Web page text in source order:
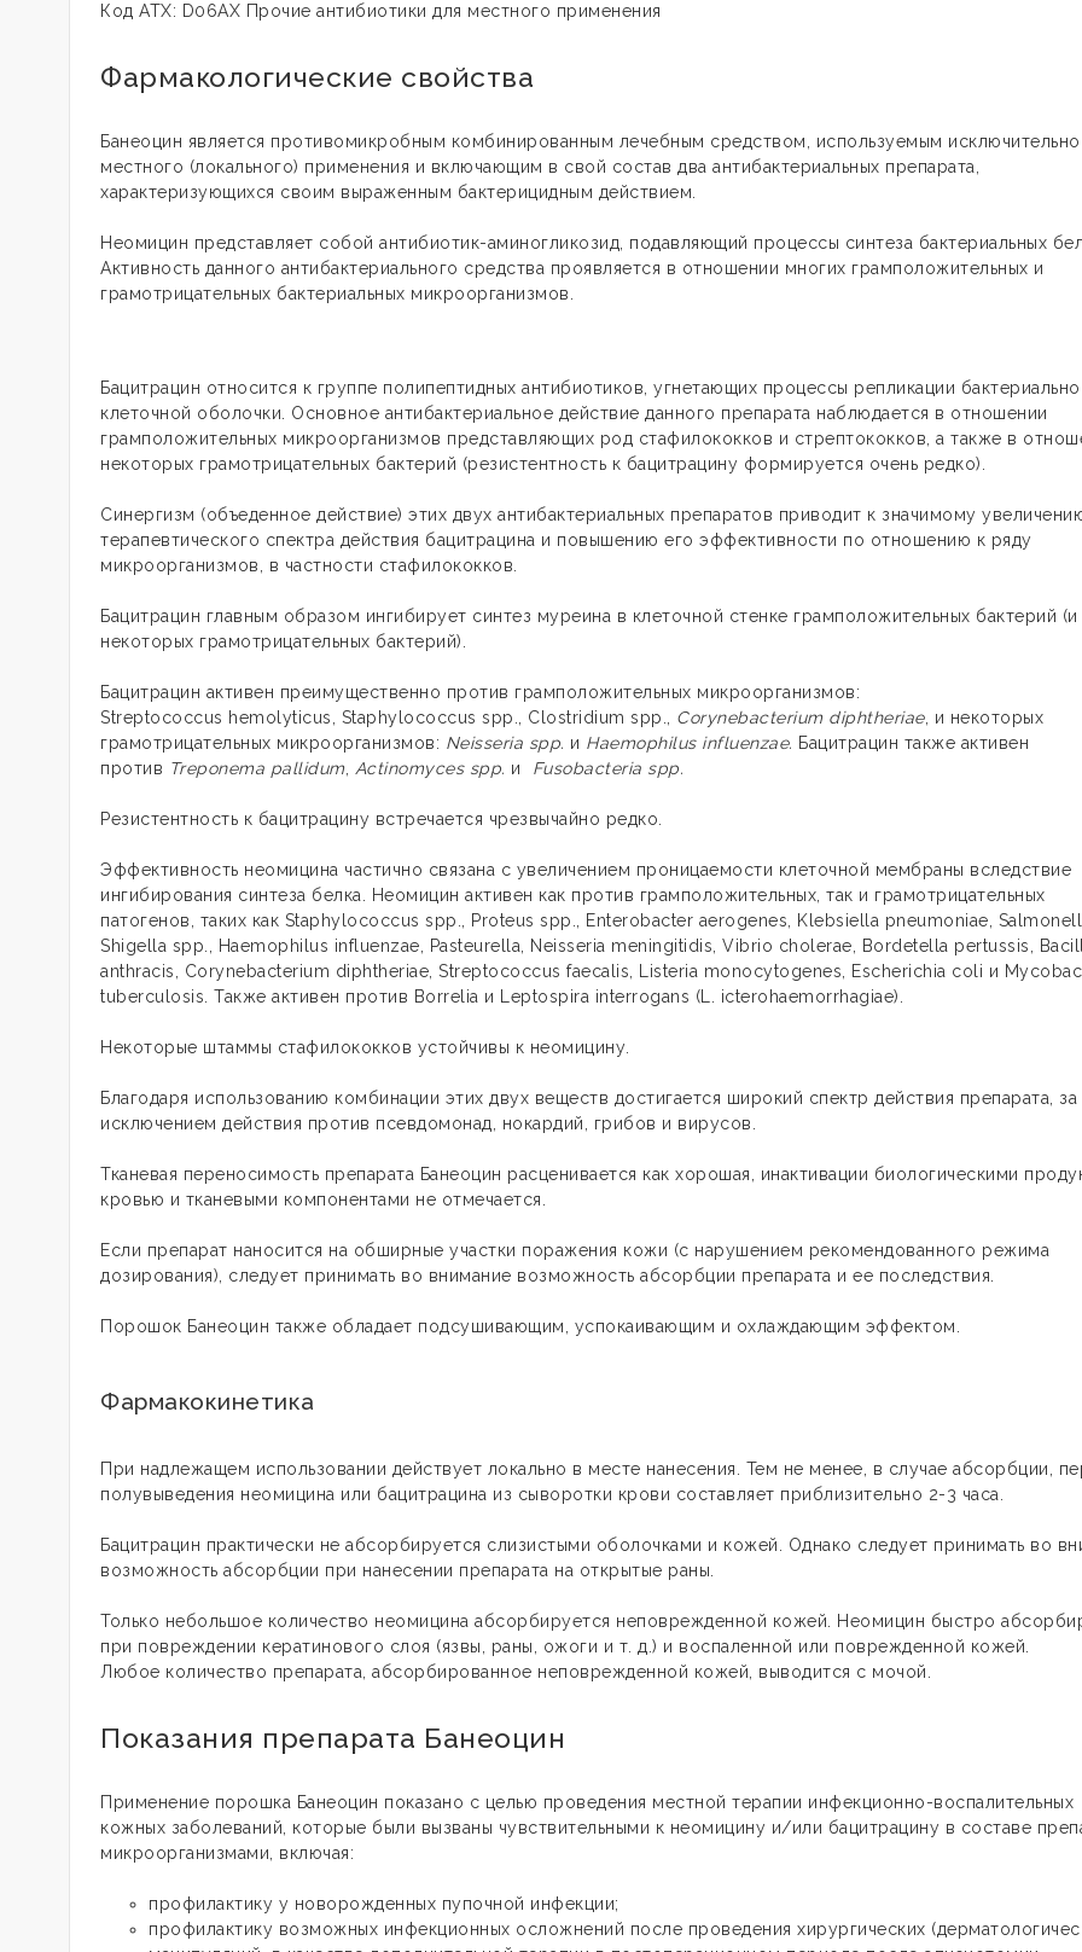
Код АТХ: D06AX Прочие антибиотики для местного применения
Фармакологические свойства
Банеоцин является противомикробным комбинированным лечебным средством, используемым
местного (локального) применения и включающим в свой состав два антибактериальных препарата,
характеризующихся своим выраженным бактерицидным действием.
Неомицин представляет собой антибиотик-аминогликозид, подавляющий процессы синтеза бактериальных
Активность данного антибактериального средства проявляется в отношении многих грамположительных и
грамотрицательных бактериальных микроорганизмов.
Бацитрацин относится к группе полипептидных антибиотиков, угнетающих процессы репликации
клеточной оболочки. Основное антибактериальное действие данного препарата наблюдается в отношении
грамположительных микроорганизмов представляющих род стафилококков и стрептококков, а также в
некоторых грамотрицательных бактерий (резистентность к бацитрацину формируется очень редко).
Синергизм (объеденное действие) этих двух антибактериальных препаратов приводит к значимому
терапевтического спектра действия бацитрацина и повышению его эффективности по отношению к ряду
микроорганизмов, в частности стафилококков.
Бацитрацин главным образом ингибирует синтез муреина в клеточной стенке грамположительных бактерий (и
некоторых грамотрицательных бактерий).
Бацитрацин активен преимущественно против грамположительных микроорганизмов:
Streptococcus hemolyticus, Staphylococcus spp., Clostridium spp., Corynebacterium diphtheriae, и некоторых
грамотрицательных микроорганизмов: Neisseria spp. и Haemophilus influenzae. Бацитрацин также активен
против Treponema pallidum, Actinomyces spp. и Fusobacteria spp.
Резистентность к бацитрацину встречается чрезвычайно редко.
Эффективность неомицина частично связана с увеличением проницаемости клеточной мембраны вследствие
ингибирования синтеза белка. Неомицин активен как против грамположительных, так и грамотрицательных
патогенов, таких как Staphylococcus spp., Proteus spp., Enterobacter aerogenes, Klebsiella pneumoniae,
Shigella spp., Haemophilus influenzae, Pasteurella, Neisseria meningitidis, Vibrio cholerae, Bordetella pertussis,
anthracis, Corynebacterium diphtheriae, Streptococcus faecalis, Listeria monocytogenes, Escherichia coli и
tuberculosis. Также активен против Borrelia и Leptospira interrogans (L. icterohaemorrhagiae).
Некоторые штаммы стафилококков устойчивы к неомицину.
Благодаря использованию комбинации этих двух веществ достигается широкий спектр действия препарата, за
исключением действия против псевдомонад, нокардий, грибов и вирусов.
Тканевая переносимость препарата Банеоцин расценивается как хорошая, инактивации биологическими
кровью и тканевыми компонентами не отмечается.
Если препарат наносится на обширные участки поражения кожи (с нарушением рекомендованного режима
дозирования), следует принимать во внимание возможность абсорбции препарата и ее последствия.
Порошок Банеоцин также обладает подсушивающим, успокаивающим и охлаждающим эффектом.
Фармакокинетика
При надлежащем использовании действует локально в месте нанесения. Тем не менее, в случае абсорбции,
полувыведения неомицина или бацитрацина из сыворотки крови составляет приблизительно 2-3 часа.
Бацитрацин практически не абсорбируется слизистыми оболочками и кожей. Однако следует принимать во
возможность абсорбции при нанесении препарата на открытые раны.
Только небольшое количество неомицина абсорбируется неповрежденной кожей. Неомицин быстро
при повреждении кератинового слоя (язвы, раны, ожоги и т. д.) и воспаленной или поврежденной кожей.
Любое количество препарата, абсорбированное неповрежденной кожей, выводится с мочой.
Показания препарата Банеоцин
Применение порошка Банеоцин показано с целью проведения местной терапии инфекционно-воспалительных
кожных заболеваний, которые были вызваны чувствительными к неомицину и/или бацитрацину в составе
микроорганизмами, включая:
профилактику у новорожденных пупочной инфекции;
профилактику возможных инфекционных осложнений после проведения хирургических